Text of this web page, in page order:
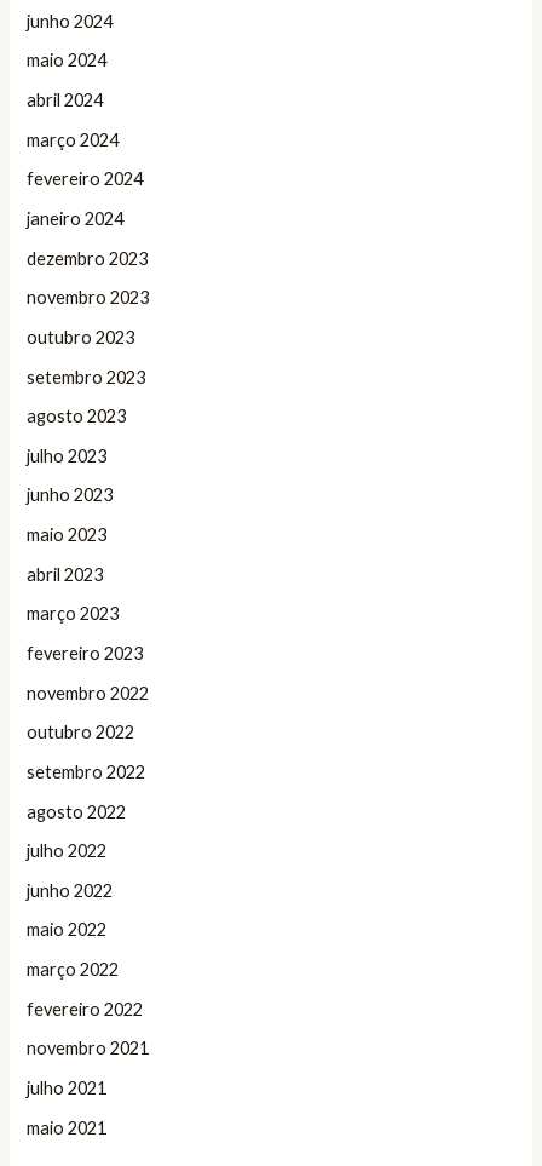
junho 2024
maio 2024
abril 2024
março 2024
fevereiro 2024
janeiro 2024
dezembro 2023
novembro 2023
outubro 2023
setembro 2023
agosto 2023
julho 2023
junho 2023
maio 2023
abril 2023
março 2023
fevereiro 2023
novembro 2022
outubro 2022
setembro 2022
agosto 2022
julho 2022
junho 2022
maio 2022
março 2022
fevereiro 2022
novembro 2021
julho 2021
maio 2021